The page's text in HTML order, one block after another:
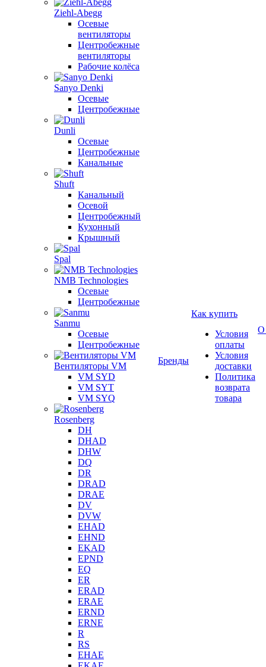
Ziehl-Abegg
Осевые
вентиляторы
Центробежные
вентиляторы
Рабочие колёса
Sanyo Denki
Осевые
Центробежные
Dunli
Осевые
Центробежные
Канальные
Shuft
Канальный
Осевой
Центробежный
Кухонный
Крышный
Spal
NMB Technologies
Осевые
Центробежные
Sanmu
Осевые
Центробежные
Вентиляторы VM
VM SYD
VM SYT
VM SYQ
Rosenberg
DH
DHAD
DHW
DQ
DR
DRAD
DRAE
DV
DVW
EHAD
EHND
EKAD
EPND
EQ
ER
ERAD
ERAE
ERND
ERNE
R
RS
EHAE
Бренды
Как купить
Условия
оплаты
Условия
доставки
Политика
возврата
товара
О